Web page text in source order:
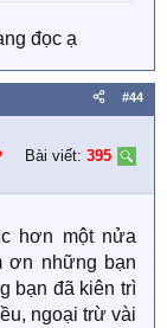
bối phận nói
giải thích gì
đọc ạ
#44
Bài viết: 395
hơn một nửa
ơn những bạn
bạn đã kiên trì
ngoại trừ vài